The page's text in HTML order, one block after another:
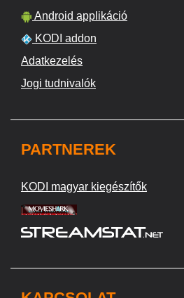
Android applikáció
KODI addon
Adatkezelés
Jogi tudnivalók
PARTNEREK
KODI magyar kiegészítők